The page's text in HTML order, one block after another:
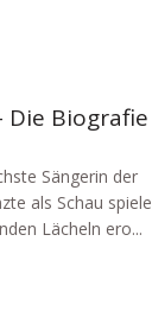
Die Biografie
Sängerin der
als Schau
Lächeln ero...